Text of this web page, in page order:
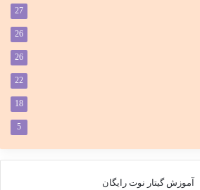
27
26
26
22
18
5
آموزش گیتار نوت رایگان